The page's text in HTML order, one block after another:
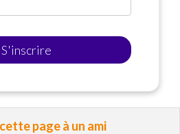
S'inscrire
page à un ami